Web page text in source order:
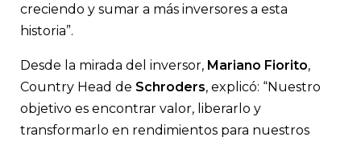
creciendo y sumar a más inversores a esta
historia”.
Desde la mirada del inversor, Mariano Fiorito,
Country Head de Schroders, explicó: “Nuestro
objetivo es encontrar valor, liberarlo y
transformarlo en rendimientos para nuestros